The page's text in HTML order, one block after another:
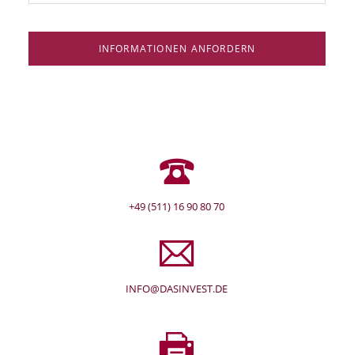
INFORMATIONEN ANFORDERN
+49 (511) 16 90 80 70
INFO@DASINVEST.DE